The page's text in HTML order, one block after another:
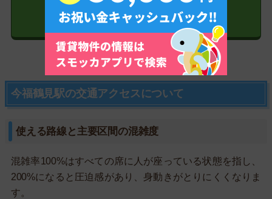
今福鶴見駅の物件を探す
今福鶴見駅の交通アクセスについて
使える路線と主要区間の混雑度
混雑率100%はすべての席に人が座っている状態を指し、
200%になると圧迫感があり、身動きがとりにくくなりま
す。